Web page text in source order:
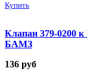
Купить
Клапан 379-0200 к
БАМЗ
136 руб